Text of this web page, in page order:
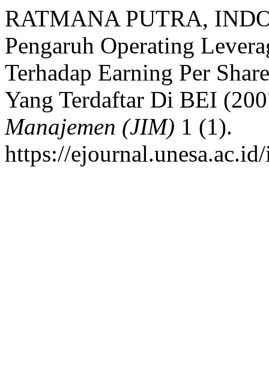
RATMANA PUTRA,
Pengaruh Operating
Terhadap Earning Per
Yang Terdaftar Di BEI
Manajemen (JIM) 1 (1).
https://